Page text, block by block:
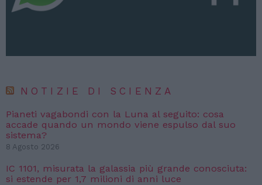
NOTIZIE DI SCIENZA
Pianeti vagabondi con la Luna al seguito: cosa
accade quando un mondo viene espulso dal suo
sistema?
8 Agosto 2026
IC 1101, misurata la galassia più grande conosciuta:
si estende per 1,7 milioni di anni luce